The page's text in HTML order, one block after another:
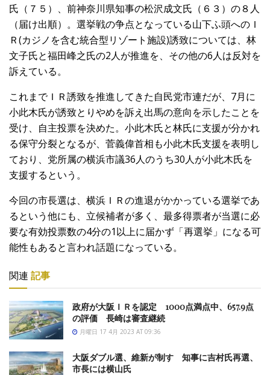
氏（７５）、前神奈川県知事の松沢成文氏（６３）の８人
（届け出順）。選挙戦の争点となっている山下ふ頭へのＩ
Ｒ(カジノを含む統合型リゾート施設)誘致については、林
文子氏と福田峰之氏の2人が推進を、その他の6人は反対を
訴えている。
これまでＩＲ誘致を推進してきた自民党市連だが、7月に
小此木氏が誘致とりやめを訴え出馬の意向を示したことを
受け、自主投票を決めた。小此木氏と林氏に支援が分かれ
る保守分裂となるが、菅義偉首相も小此木氏支援を表明し
ており、党所属の横浜市議36人のうち30人が小此木氏を
支援するという。
今回の市長選は、横浜ＩＲの進退がかかっている選挙であ
るという他にも、立候補者が多く、最多得票者が当選に必
要な有効投票数の4分の1以上に届かず「再選挙」になる可
能性もあると言われ話題になっている。
関連 記事
政府が大阪ＩＲを認定 1000点満点中、657.9点
の評価 長崎は審査継続
月曜日 17 4月 2023 AT 09:36
大阪ダブル選、維新が制す 知事に吉村氏再選、
市長には横山氏